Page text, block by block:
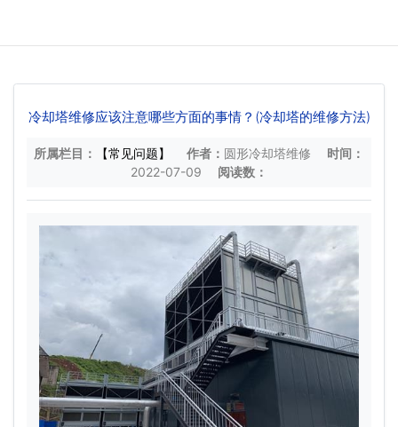
冷却塔维修应该注意哪些方面的事情？(冷却塔的维修方法)
所属栏目： 【常见问题】 作者： 圆形冷却塔维修
时间：
2022-07-09
阅读数：